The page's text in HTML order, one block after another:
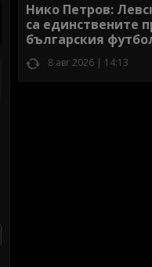
Нико Петров:
са единствените
българския
8 авг 2026 | 14:13